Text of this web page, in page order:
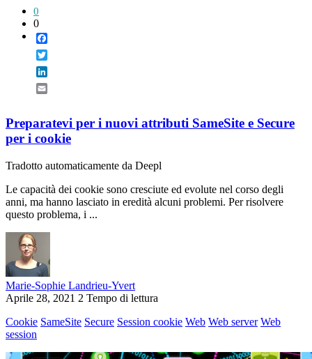
0
0
Preparatevi per i nuovi attributi SameSite e Secure
per i cookie
Tradotto automaticamente da Deepl
Le capacità dei cookie sono cresciute ed evolute nel corso degli
anni, ma hanno lasciato in eredità alcuni problemi. Per risolvere
questo problema, i ...
Marie-Sophie Landrieu-Yvert
Aprile 28, 2021 2 Tempo di lettura
Cookie SameSite Secure Session cookie Web Web server Web
session